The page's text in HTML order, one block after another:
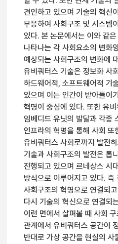
견인하고 있으며 기술의 혁신
부응하여 사회구조 및 시스템
있다. 본 논문에서는 이와 같
나타나는 각 사회요소의 변화
예상되는 사회구조의 변화에
유비쿼터스 기술은 정보화 사
하드웨어적, 소프트웨어적 기
있으며 이는 인간이 받아들이
혁명이 중심에 있다. 또한 유
임베디드 유닛의 발달과 각종
인프라의 혁명을 통해 사회 또
유비쿼터스 사회로까지 발전
기술과 사회구조의 발전은 톱
진행되고 있으며 르네상스 시
방식으로 이루어지고 있다. 즉
사회구조의 혁명으로 연결되
다시 기술의 혁신으로 연결되
이런 면에서 살펴볼 때 사회
관계에서 유비쿼터스 공간이
반대로 가상 공간을 현실의